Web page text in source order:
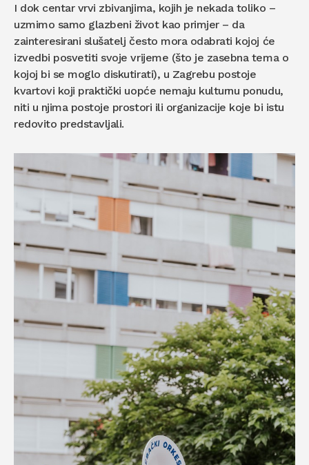
I dok centar vrvi zbivanjima, kojih je nekada toliko –
uzmimo samo glazbeni život kao primjer – da
zainteresirani slušatelj često mora odabrati kojoj će
izvedbi posvetiti svoje vrijeme (što je zasebna tema o
kojoj bi se moglo diskutirati), u Zagrebu postoje
kvartovi koji praktički uopće nemaju kulturnu ponudu,
niti u njima postoje prostori ili organizacije koje bi istu
redovito predstavljali.